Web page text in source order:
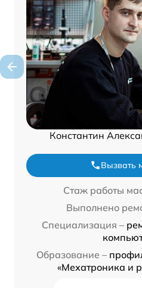
Константин
Вызвать
Стаж работы
Выполнено
Специализация –
Образование –
«Мехатроника и